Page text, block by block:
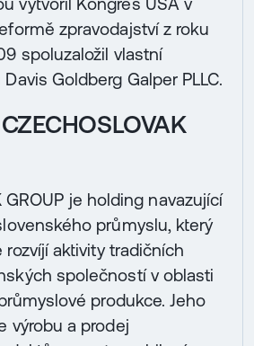
zpravodajství z roku
spoluzaložil vlastní
Goldberg Galper PLLC.
GROUP je holding navazující
průmyslu, který
aktivity tradičních
společností v oblasti
produkce. Jeho
výrobu a prodej